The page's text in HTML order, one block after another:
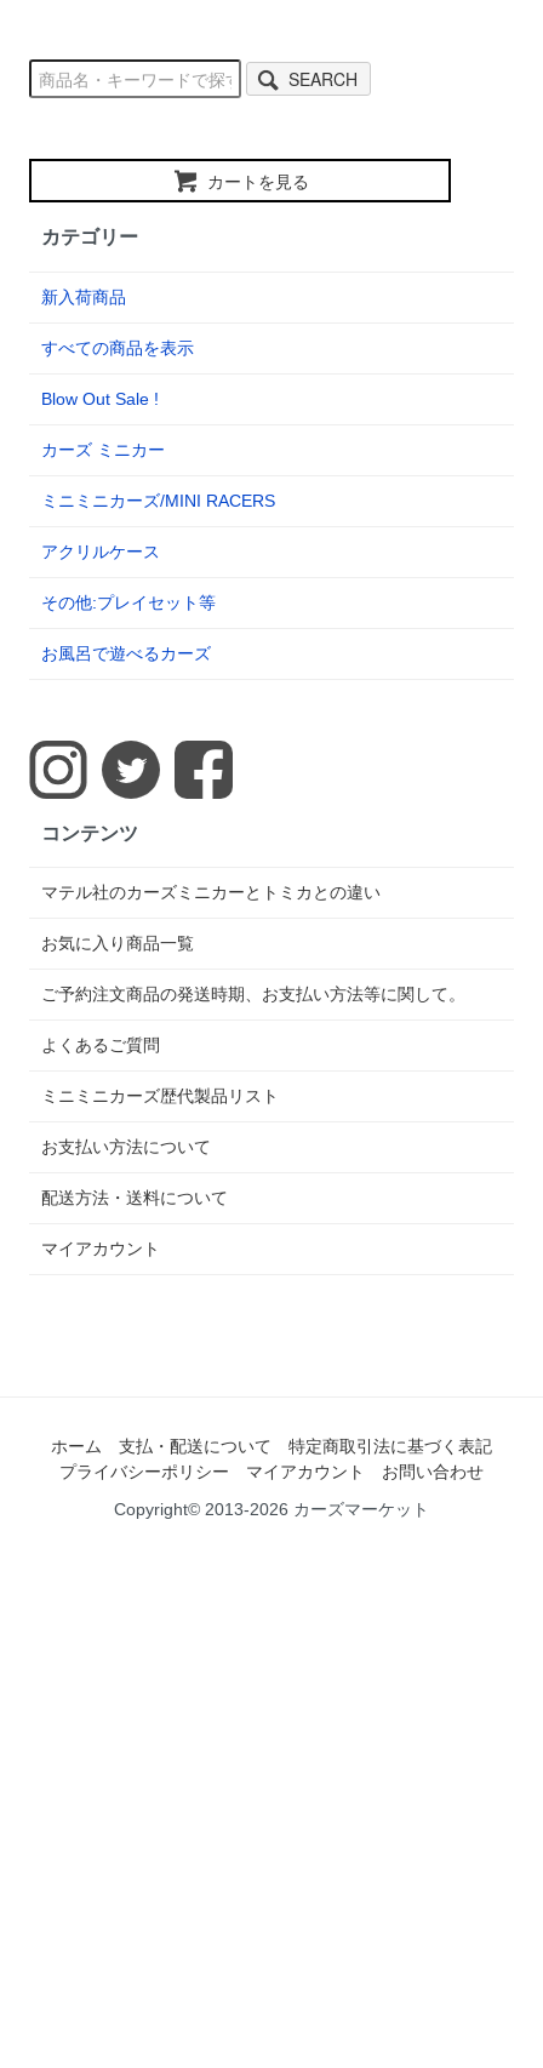
SEARCH
カートを見る
カテゴリー
新入荷商品
すべての商品を表示
Blow Out Sale !
カーズ ミニカー
ミニミニカーズ/MINI RACERS
アクリルケース
その他:プレイセット等
お風呂で遊べるカーズ
コンテンツ
マテル社のカーズミニカーとトミカとの違い
お気に入り商品一覧
ご予約注文商品の発送時期、お支払い方法等に関して。
よくあるご質問
ミニミニカーズ歴代製品リスト
お支払い方法について
配送方法・送料について
マイアカウント
ホーム 支払・配送について
特定商取引法に基づく表記
プライバシーポリシー
マイアカウント
お問い合わせ
Copyright© 2013-2026 カーズマーケット